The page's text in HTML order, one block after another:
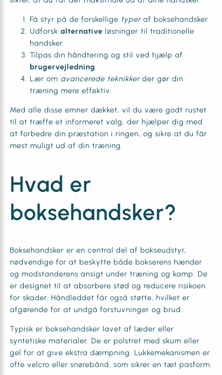
Få styr på de forskellige typeraf boksehandsker.
Udforsk alternative løsninger til traditionelle
handsker.
Tilpas din håndtering og stil ved hjælp af
brugervejledning.
Lær om avancerede teknikkerder gør din
træning mere effektiv.
Med alle disse emner dækket, vil du være godt rustet
til at træffe et informeret valg, der hjælper dig med
at forbedre din præstation i ringen, og sikre at du får
mest muligt ud af din træning.
Hvad er
boksehandsker?
Boksehandsker er en central del af bokseudstyr,
nødvendige for at beskytte både bokserens hænder
og modstanderens ansigt under træning og kamp. De
er designet til at absorbere stød og reducere risikoen
for skader. Håndleddet får også støtte, hvilket er
afgørende for at undgå forstuvninger og brud.
Typisk er boksehandsker lavet af læder eller
syntetiske materialer. De er polstret med skum eller
gel for at give ekstra dæmpning. Lukkemekanismen er
ofte velcro eller snørebånd, som sikrer en tæt pasform.